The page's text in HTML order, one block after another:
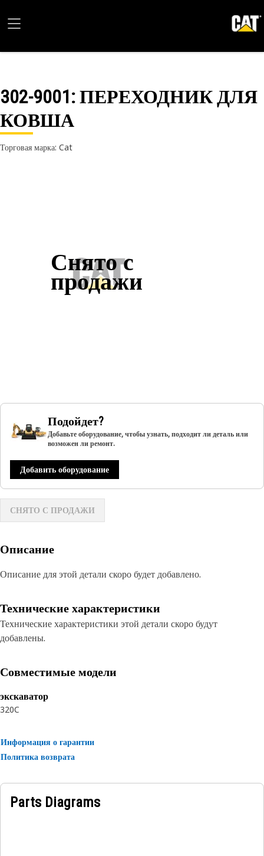
302-9001: ПЕРЕХОДНИК ДЛЯ
КОВША
Торговая марка: Cat
Снято с
продажи
Подойдет?
Добавьте оборудование, чтобы узнать, подходит ли деталь или
возможен ли ремонт.
Добавить оборудование
СНЯТО С ПРОДАЖИ
Описание
Описание для этой детали скоро будет добавлено.
Технические характеристики
Технические характеристики этой детали скоро будут
добавлены.
Совместимые модели
экскаватор
320C
Информация о гарантии
Политика возврата
Parts Diagrams